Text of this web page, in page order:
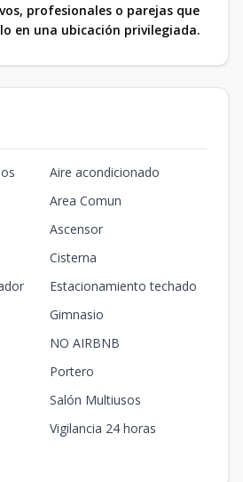
profesionales o parejas que
en una ubicación privilegiada.
Aire acondicionado
Area Comun
Ascensor
Cisterna
Estacionamiento techado
Gimnasio
NO AIRBNB
Portero
Salón Multiusos
Vigilancia 24 horas